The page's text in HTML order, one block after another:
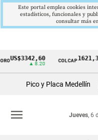
Cintillo
Colombia
US$3342,60
▲ 8.20
COLCAP
Pico y Placa Medellín
Jueves, 6
menu
Este portal emplea cookies
estadísticos, funcionales y
consultar más